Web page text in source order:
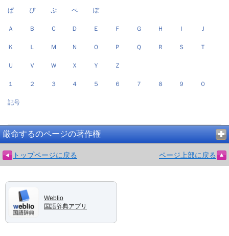
ぱ ぴ ぷ ぺ ぽ
Ａ Ｂ Ｃ Ｄ Ｅ Ｆ Ｇ Ｈ Ｉ Ｊ
Ｋ Ｌ Ｍ Ｎ Ｏ Ｐ Ｑ Ｒ Ｓ Ｔ
Ｕ Ｖ Ｗ Ｘ Ｙ Ｚ
１ ２ ３ ４ ５ ６ ７ ８ ９ ０
記号
厳命するのページの著作権
トップページに戻る ページ上部に戻る
Weblio
国語辞典アプリ